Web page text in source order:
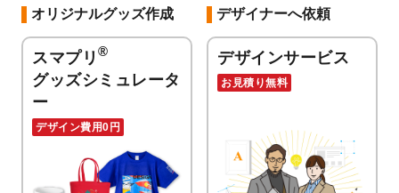
オリジナルグッズ作成
スマプリ ®
グッズシミュレータ
ー
デザイン費用0円
デザイナーへ依頼
デザインサービス
お見積り無料